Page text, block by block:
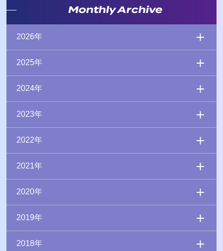
Monthly Archive
2026年
2025年
2024年
2023年
2022年
2021年
2020年
2019年
2018年